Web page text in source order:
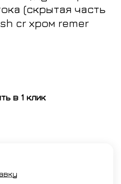
(скрытая часть
cr хром remer
в 1 клик